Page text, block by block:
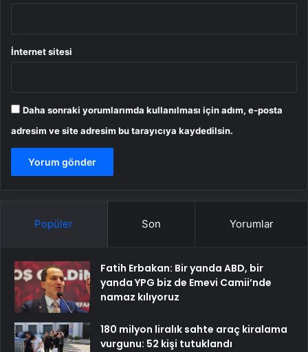
İnternet sitesi
Daha sonraki yorumlarımda kullanılması için adım, e-posta
adresim ve site adresim bu tarayıcıya kaydedilsin.
Popüler Son Yorumlar
Fatih Erbakan: Bir yanda ABD, bir
yanda YPG biz de Emevi Camii’nde
namaz kılıyoruz
180 milyon liralık sahte araç kiralama
vurgunu: 52 kişi tutuklandı